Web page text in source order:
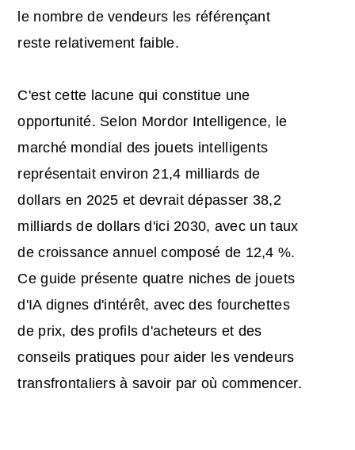
le nombre de vendeurs les référençant
reste relativement faible.
C'est cette lacune qui constitue une
opportunité. Selon Mordor Intelligence, le
marché mondial des jouets intelligents
représentait environ 21,4 milliards de
dollars en 2025 et devrait dépasser 38,2
milliards de dollars d'ici 2030, avec un taux
de croissance annuel composé de 12,4 %.
Ce guide présente quatre niches de jouets
d'IA dignes d'intérêt, avec des fourchettes
de prix, des profils d'acheteurs et des
conseils pratiques pour aider les vendeurs
transfrontaliers à savoir par où commencer.